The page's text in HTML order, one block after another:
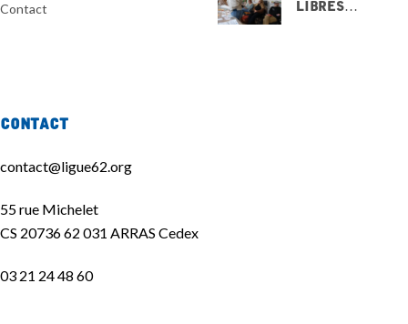
Contact
Libres…
Contact
contact@ligue62.org
55 rue Michelet
CS 20736 62 031 ARRAS Cedex
03 21 24 48 60